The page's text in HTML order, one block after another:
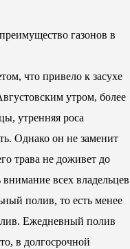
газонов в
что привело к засухе
утром, более
утренняя роса
Однако он не заменит
трава не доживет до
всех владельцев
полив, то есть менее
Ежедневный полив
в долгосрочной